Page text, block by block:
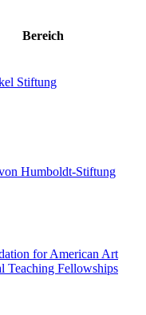
Bereich
Stiftung
Humboldt-Stiftung
for American Art
Teaching Fellowships